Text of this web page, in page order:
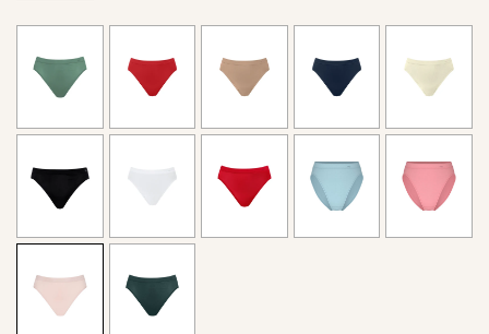
længde.
Materiale: 50% viskose, 46% polyamid, 4%
elastan.